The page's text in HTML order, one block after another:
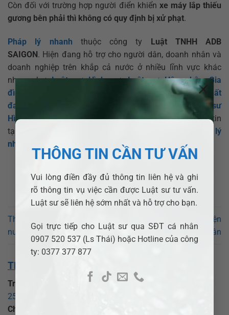
THÔNG TIN CẦN TƯ VẤN
Vui lòng điền đầy đủ thông tin liên hệ và ghi
rõ thông tin vụ việc cần được Luật sư tư vấn.
Luật sư sẽ liên hệ sớm nhất và hỗ trợ cho bạn.
Gọi trực tiếp cho Luật sư qua SĐT cá nhân
0907 520 537 (Ls Thái) hoặc Hotline của công
ty: 0377 377 877
×
Còn đối với trường hợp người điển khiển xe máy lắp thiếu
gương bên phải thì không có quy định bị xử phạt.
Pháp lý nhanh thuộc công ty Luật TNHH ADB
SAIGON. Hiện đang hỗ trợ cho người dân, doanh nhân và
doanh nghiệp trên khắp cả nước ở nhiều lĩnh vực khác
nhau nhưLuật sư Hình sự,Luật sư Hôn nhân Gia
đình
Luật sư Doanh Nghiệp,Luật sư Đất
đai
tư vấn luật thừa kế
luật sư
Hình sự giỏi…..vui lòng liên hệ với chúng tôi qua thông tin
tại Website, Hotline:
Pháp lý
nhanh VN
Thủ tục ly hôn có yếu tố
nước ngoài tại huyện Đạ Tẻh
Cách viết đơn ly hôn ở Huyện
Phú Tân
THÔNG TIN VỀ CHÚNG TÔI:
Trụ sở chính:
CÔNG TY LUẬT TNHH ADB SAIGON
25 Đồng Xoài, phường Tân Bình, TP Hồ Chí Minh
Chi nhánh Bình Dương: